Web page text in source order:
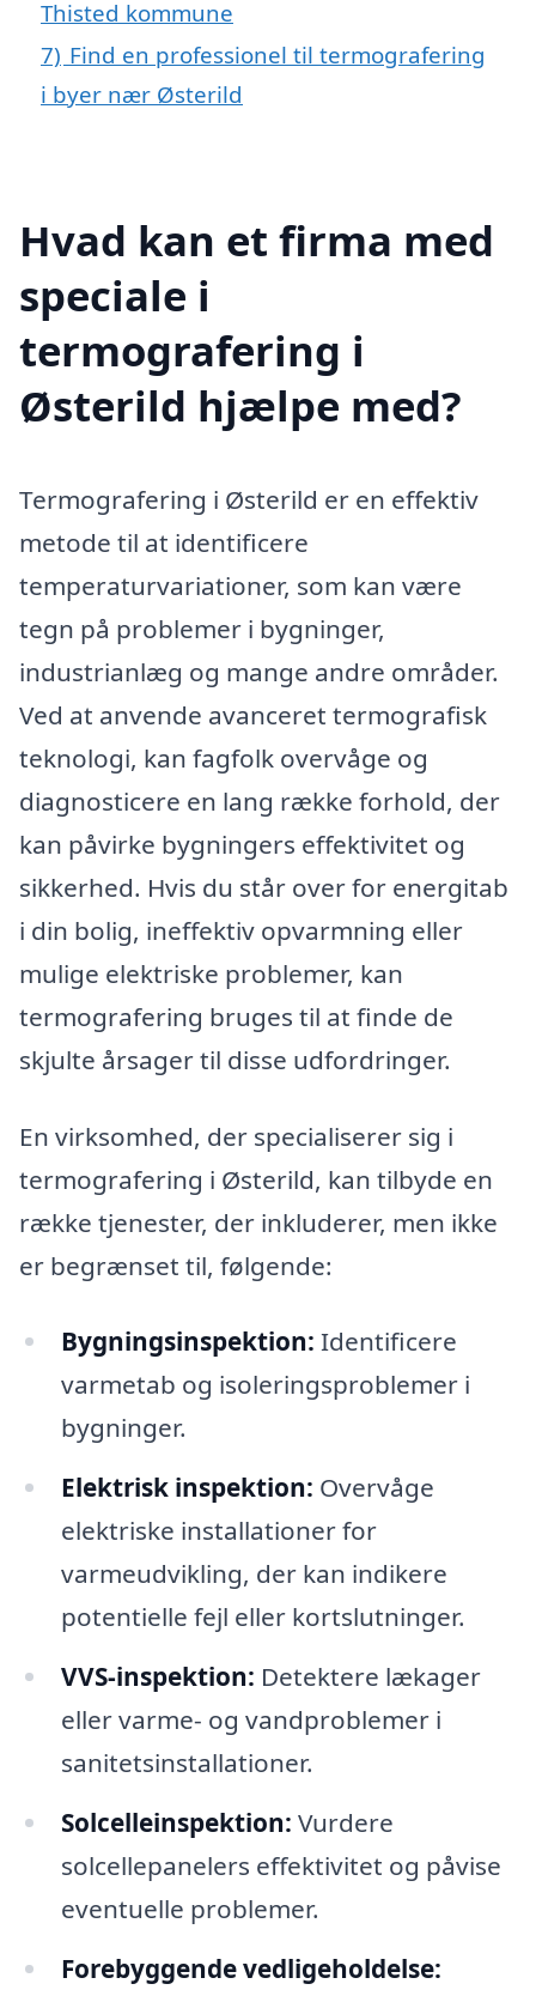
Thisted kommune
7) Find en professionel til termografering
i byer nær Østerild
Hvad kan et firma med
speciale i
termografering i
Østerild hjælpe med?
Termografering i Østerild er en effektiv
metode til at identificere
temperaturvariationer, som kan være
tegn på problemer i bygninger,
industrianlæg og mange andre områder.
Ved at anvende avanceret termografisk
teknologi, kan fagfolk overvåge og
diagnosticere en lang række forhold, der
kan påvirke bygningers effektivitet og
sikkerhed. Hvis du står over for energitab
i din bolig, ineffektiv opvarmning eller
mulige elektriske problemer, kan
termografering bruges til at finde de
skjulte årsager til disse udfordringer.
En virksomhed, der specialiserer sig i
termografering i Østerild, kan tilbyde en
række tjenester, der inkluderer, men ikke
er begrænset til, følgende:
Bygningsinspektion: Identificere
varmetab og isoleringsproblemer i
bygninger.
Elektrisk inspektion: Overvåge
elektriske installationer for
varmeudvikling, der kan indikere
potentielle fejl eller kortslutninger.
VVS-inspektion: Detektere lækager
eller varme- og vandproblemer i
sanitetsinstallationer.
Solcelleinspektion: Vurdere
solcellepanelers effektivitet og påvise
eventuelle problemer.
Forebyggende vedligeholdelse: